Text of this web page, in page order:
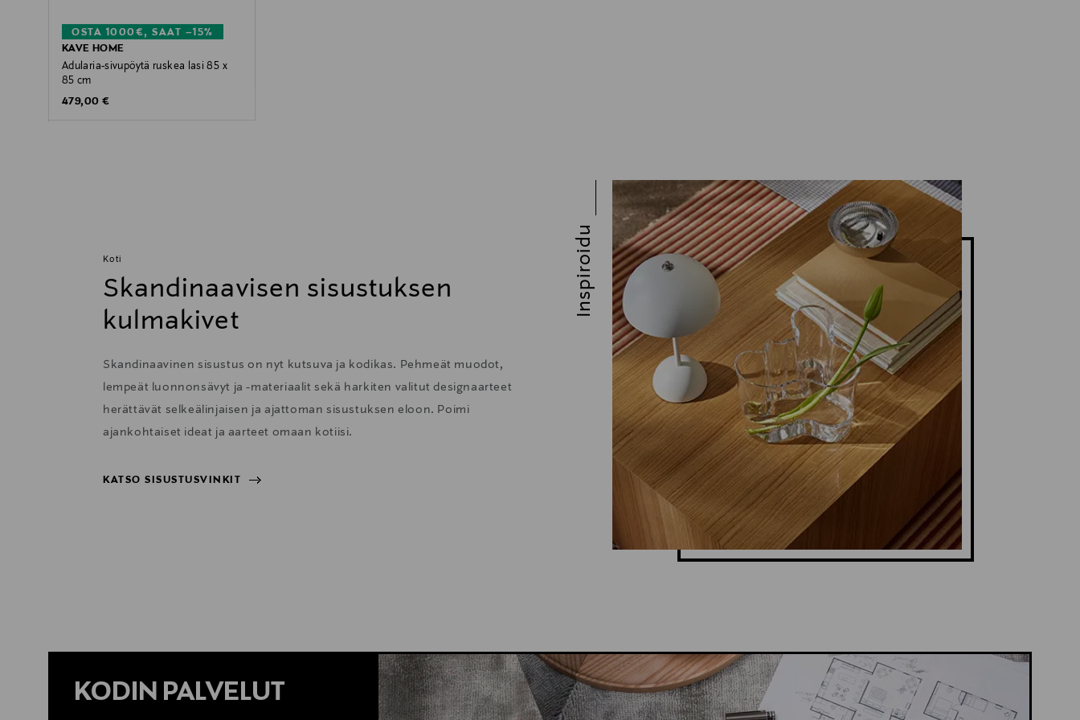
OSTA 1000€, SAAT –15%
KAVE HOME
Adularia-sivupöytä ruskea lasi 85 x
85 cm
Original Price
479,00 €
Koti
Skandinaavisen sisustuksen
kulmakivet
Skandinaavinen sisustus on nyt kutsuva ja kodikas. Pehmeät muodot,
lempeät luonnonsävyt ja -materiaalit sekä harkiten valitut designaarteet
herättävät selkeälinjaisen ja ajattoman sisustuksen eloon. Poimi
ajankohtaiset ideat ja aarteet omaan kotiisi.
KATSO SISUSTUSVINKIT
Inspiroidu
KODIN PALVELUT